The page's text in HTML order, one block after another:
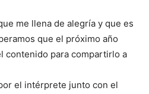
me llena de alegría y que es
que el próximo año
contenido para compartirlo a
el intérprete junto con el